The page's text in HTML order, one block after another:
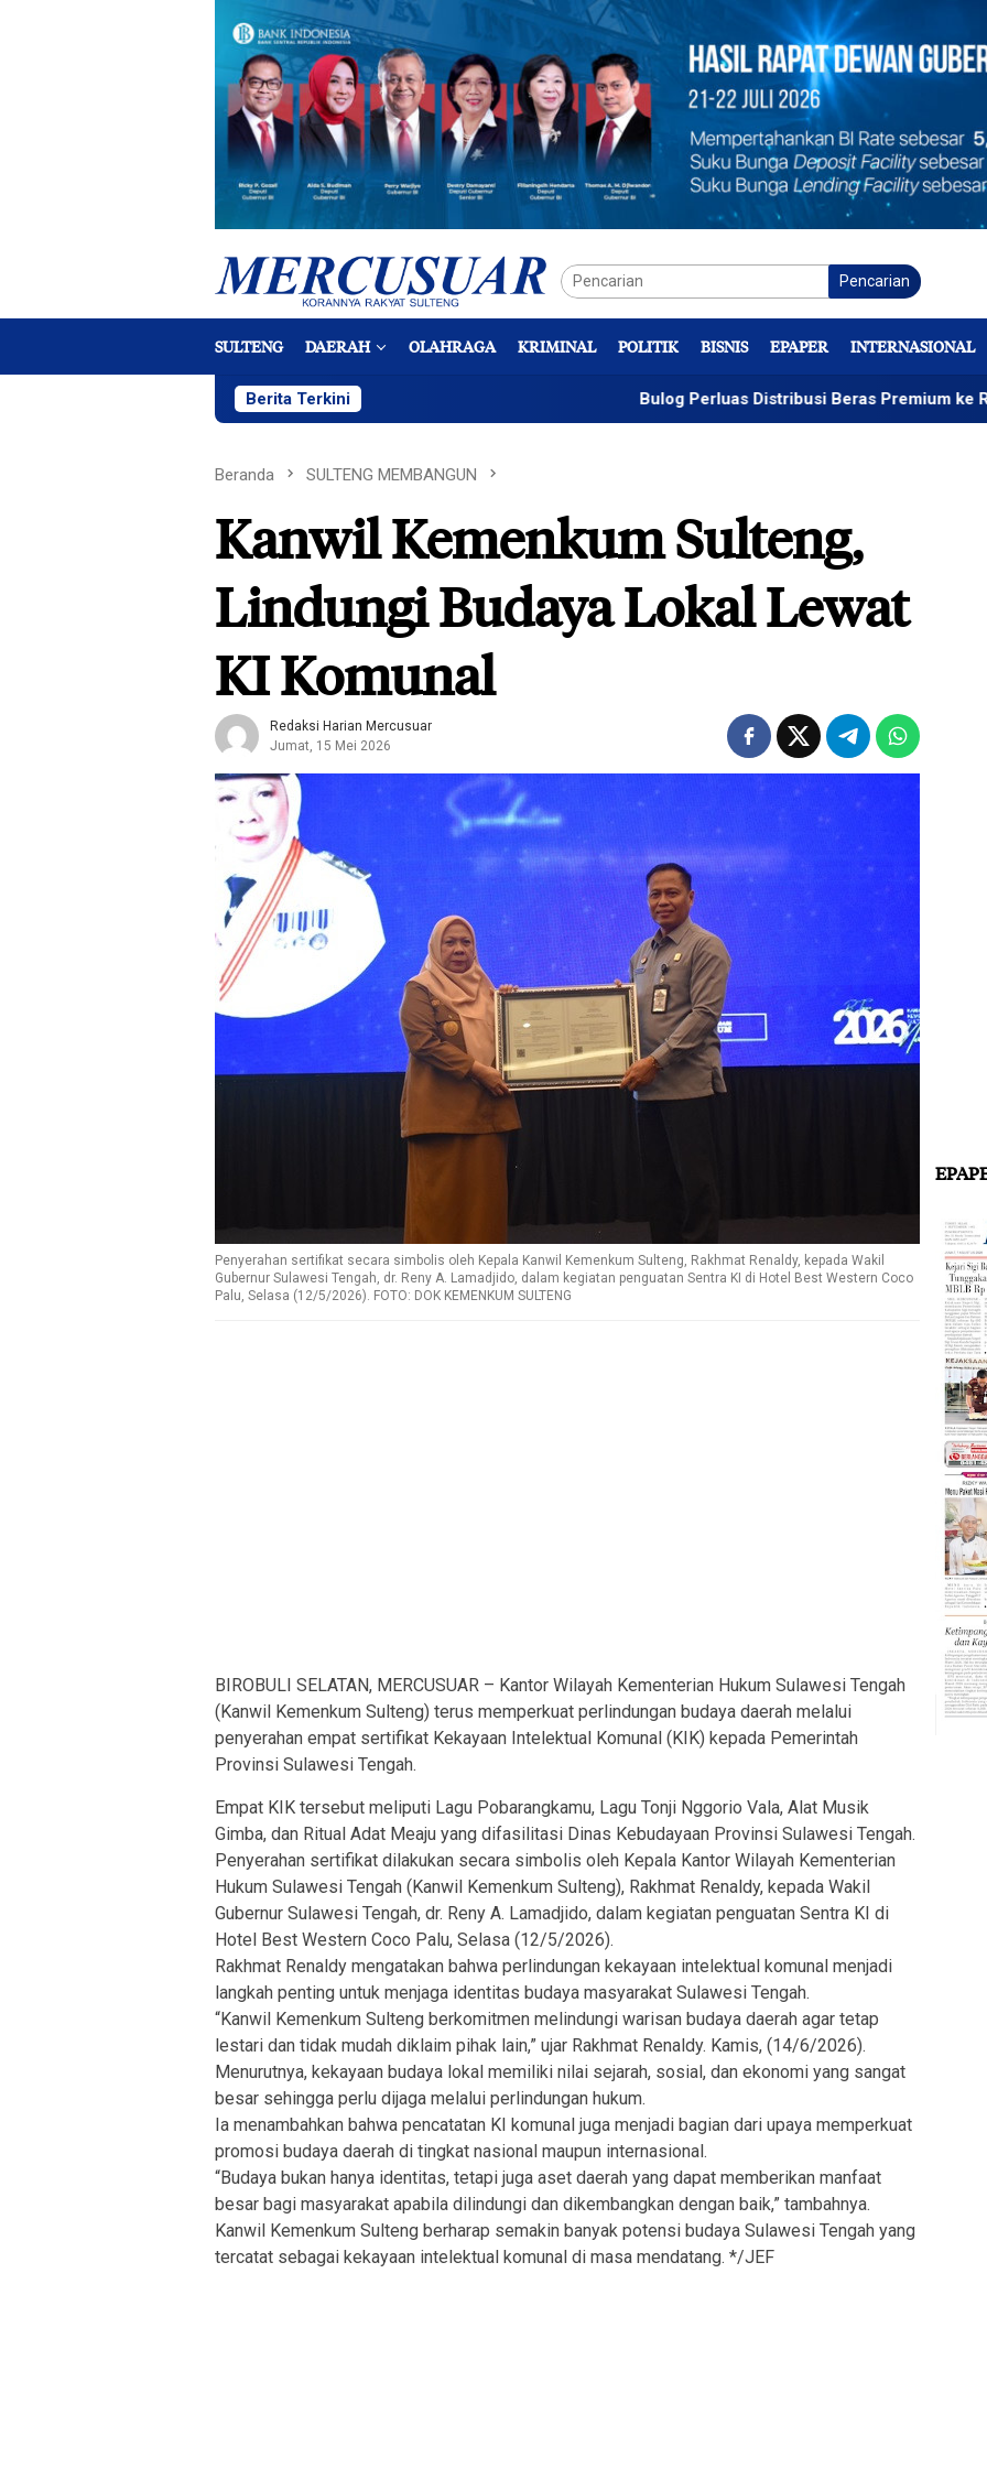
Pencarian
SULTENG DAERAH OLAHRAGA KRIMINAL POLITIK BISNIS EPAPER INTERNASIONAL
Berita Terkini Bulog Perluas Distribusi Beras Premium ke Retail Modern
Beranda SULTENG MEMBANGUN
Kanwil Kemenkum Sulteng,
Lindungi Budaya Lokal Lewat
KI Komunal
Redaksi Harian Mercusuar
Jumat, 15 Mei 2026
Penyerahan sertifikat secara simbolis oleh Kepala Kanwil Kemenkum Sulteng, Rakhmat Renaldy, kepada Wakil
Gubernur Sulawesi Tengah, dr. Reny A. Lamadjido, dalam kegiatan penguatan Sentra KI di Hotel Best Western Coco
Palu, Selasa (12/5/2026). FOTO: DOK KEMENKUM SULTENG
BIROBULI SELATAN, MERCUSUAR – Kantor Wilayah Kementerian Hukum Sulawesi Tengah
(Kanwil Kemenkum Sulteng) terus memperkuat perlindungan budaya daerah melalui
penyerahan empat sertifikat Kekayaan Intelektual Komunal (KIK) kepada Pemerintah
Provinsi Sulawesi Tengah.
Empat KIK tersebut meliputi Lagu Pobarangkamu, Lagu Tonji Nggorio Vala, Alat Musik
Gimba, dan Ritual Adat Meaju yang difasilitasi Dinas Kebudayaan Provinsi Sulawesi Tengah.
Penyerahan sertifikat dilakukan secara simbolis oleh Kepala Kantor Wilayah Kementerian
Hukum Sulawesi Tengah (Kanwil Kemenkum Sulteng), Rakhmat Renaldy, kepada Wakil
Gubernur Sulawesi Tengah, dr. Reny A. Lamadjido, dalam kegiatan penguatan Sentra KI di
Hotel Best Western Coco Palu, Selasa (12/5/2026).
Rakhmat Renaldy mengatakan bahwa perlindungan kekayaan intelektual komunal menjadi
langkah penting untuk menjaga identitas budaya masyarakat Sulawesi Tengah.
“Kanwil Kemenkum Sulteng berkomitmen melindungi warisan budaya daerah agar tetap
lestari dan tidak mudah diklaim pihak lain,” ujar Rakhmat Renaldy. Kamis, (14/6/2026).
Menurutnya, kekayaan budaya lokal memiliki nilai sejarah, sosial, dan ekonomi yang sangat
besar sehingga perlu dijaga melalui perlindungan hukum.
Ia menambahkan bahwa pencatatan KI komunal juga menjadi bagian dari upaya memperkuat
promosi budaya daerah di tingkat nasional maupun internasional.
“Budaya bukan hanya identitas, tetapi juga aset daerah yang dapat memberikan manfaat
besar bagi masyarakat apabila dilindungi dan dikembangkan dengan baik,” tambahnya.
Kanwil Kemenkum Sulteng berharap semakin banyak potensi budaya Sulawesi Tengah yang
tercatat sebagai kekayaan intelektual komunal di masa mendatang. */JEF